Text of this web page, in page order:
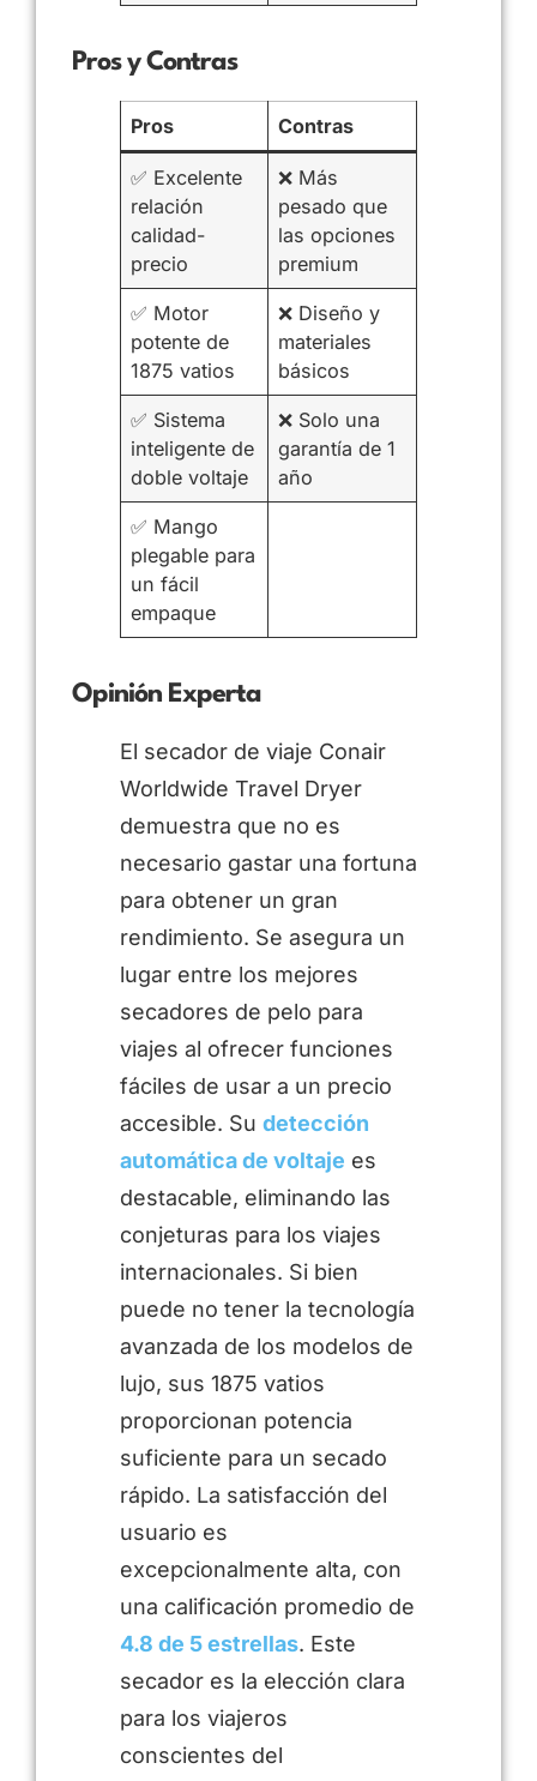
Pros y Contras
Pros Contras
✅ Excelente
relación
calidad-
precio
❌ Más
pesado que
las opciones
premium
✅ Motor
potente de
1875 vatios
❌ Diseño y
materiales
básicos
✅ Sistema
inteligente de
doble voltaje
❌ Solo una
garantía de 1
año
✅ Mango
plegable para
un fácil
empaque
Opinión Experta
El secador de viaje Conair
Worldwide Travel Dryer
demuestra que no es
necesario gastar una fortuna
para obtener un gran
rendimiento. Se asegura un
lugar entre los mejores
secadores de pelo para
viajes al ofrecer funciones
fáciles de usar a un precio
accesible. Su detección
automática de voltaje es
destacable, eliminando las
conjeturas para los viajes
internacionales. Si bien
puede no tener la tecnología
avanzada de los modelos de
lujo, sus 1875 vatios
proporcionan potencia
suficiente para un secado
rápido. La satisfacción del
usuario es
excepcionalmente alta, con
una calificación promedio de
4.8 de 5 estrellas. Este
secador es la elección clara
para los viajeros
conscientes del